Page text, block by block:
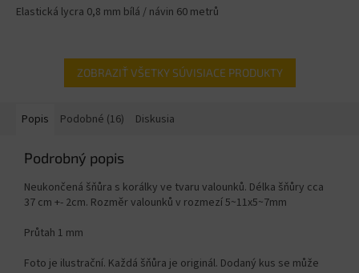
Elastická lycra 0,8 mm bílá / návin 60 metrů
ZOBRAZIŤ VŠETKY SÚVISIACE PRODUKTY
Popis Podobné (16) Diskusia
Podrobný popis
Neukončená šňůra s korálky ve tvaru valounků. Délka šňůry cca
37 cm +- 2cm. Rozměr valounků v rozmezí5~11x5~7mm
Průtah 1 mm
Foto je ilustrační. Každá šňůra je originál. Dodaný kus se může